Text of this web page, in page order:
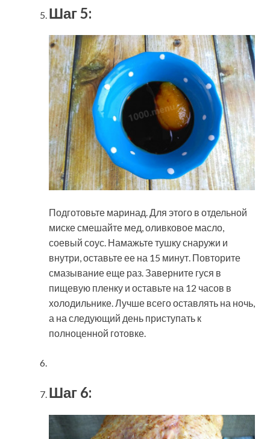
Шаг 5:
Подготовьте маринад. Для этого в отдельной
миске смешайте мед, оливковое масло,
соевый соус. Намажьте тушку снаружи и
внутри, оставьте ее на 15 минут. Повторите
смазывание еще раз. Заверните гуся в
пищевую пленку и оставьте на 12 часов в
холодильнике. Лучше всего оставлять на ночь,
а на следующий день приступать к
полноценной готовке.
Шаг 6: